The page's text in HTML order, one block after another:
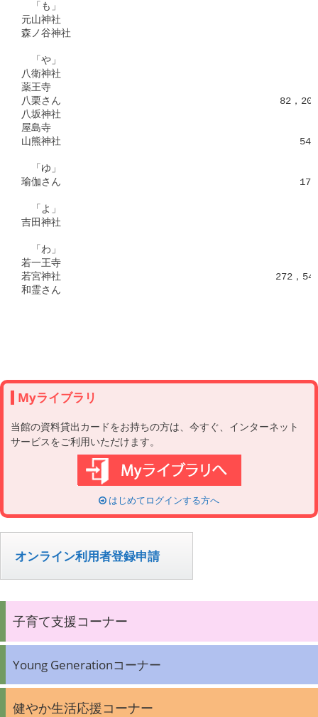
「も」
元山神社　　　　　　　　　　　　　　　　　　　　　　　　　
森ノ谷神社　　　　　　　　　　　　　　　　　　　　　　　　
「や」
八衛神社　　　　　　　　　　　　　　　　　　　　　　　　　
薬王寺　　　　　　　　　　　　　　　　　　　　　　　　　　
八栗さん　　　　　　　　　　　　　　　　　　　　　　82，
八坂神社　　　　　　　　　　　　　　　　　　　　　　　　　
屋島寺　　　　　　　　　　　　　　　　　　　　　　　　　　
山熊神社　　　　　　　　　　　　　　　　　　　　　　　　
「ゆ」
瑜伽さん　　　　　　　　　　　　　　　　　　　　　　　　
「よ」
吉田神社　　　　　　　　　　　　　　　　　　　　　　　　　
「わ」
若一王寺　　　　　　　　　　　　　　　　　　　　　　　　　
若宮神社　　　　　　　　　　　　　　　　　　　　　 272，
和霊さん　　　　　　　　　　　　　　　　　　　　　　　　　
Myライブラリ
当館の資料貸出カードをお持ちの方は、今すぐ、インターネット
サービスをご利用いただけます。
はじめてログインする方へ
オンライン利用者登録申請
子育て支援コーナー
Young Generationコーナー
健やか生活応援コーナー